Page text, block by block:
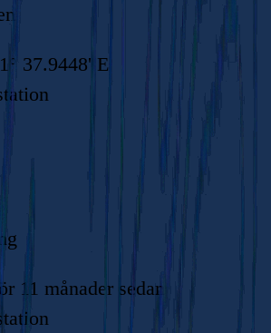
37.9448' E
11 månader sedan